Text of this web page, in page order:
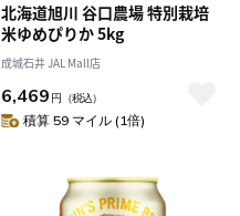
北海道旭川 谷口農場 特別栽培
米ゆめぴりか 5kg
成城石井 JAL Mall店
6,469 円 （税込）
積算 59 マイル (1倍)